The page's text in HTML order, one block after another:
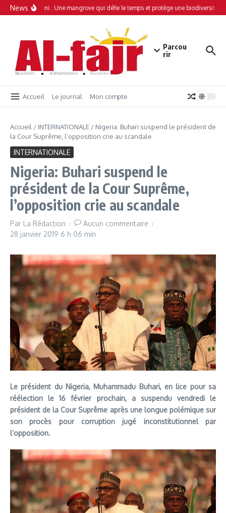
Aller au contenu
News
Simamboini : Une mangrove qui défie le temps et protège une biodiversité
Parcou
rir
Accueil Le journal Mon compte
Accueil / INTERNATIONALE / Nigeria: Buhari suspend le président de
la Cour Suprême, l’opposition crie au scandale
INTERNATIONALE
Nigeria: Buhari suspend le
président de la Cour Suprême,
l’opposition crie au scandale
Par La Rédaction
Aucun commentaire
28 janvier 2019 6 h 06 min
Le président du Nigeria, Muhammadu Buhari, en lice pour sa
réélection le 16 février prochain, a suspendu vendredi le
président de la Cour Suprême après une longue polémique sur
son procès pour corruption jugé inconstitutionnel par
l’opposition.